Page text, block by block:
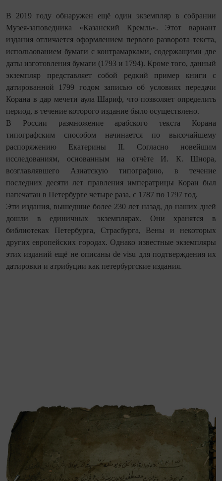
В 2019 году обнаружен ещё один экземпляр в собрании
Музея-заповедника «Казанский Кремль». Этот вариант
издания отличается оформлением первого разворота текста,
использованием бумаги с контрамарками, содержащими две
даты изготовления бумаги (1793 и 1794). Кроме того, данный
экземпляр представляет собой редкий пример книги с
датированной 1799 годом записью об условиях передачи
Корана в дар мечети аула Шариф, что позволяет определить
период, в течение которого издание было осуществлено.
В России размножение арабского текста Корана
типографским способом начинается по высочайшему
распоряжению Екатерины II. Согласно новейшим
исследованиям, основанным на отчёте И. К. Шнора,
возглавлявшего Азиатскую типографию, в течение
последних десяти лет правления императрицы Коран был
напечатан в Петербурге четыре раза, с 1787 по 1797 год.
Эти издания, вышедшие более 230 лет назад, до наших дней
до­шли в единичных экземплярах. Они хранятся в
библиотеках Петербурга, Страсбурга, Вены и некоторых
других европейских городах. Однако известные экземпляры
этих изданий ещё не описаны de visu для подтверждения их
датировки и атрибуции как петербургские издания.